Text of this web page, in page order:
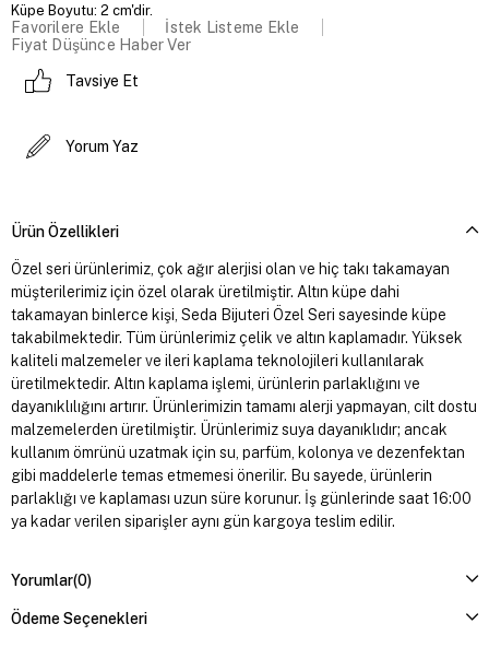
Küpe Boyutu: 2 cm'dir.
Favorilere Ekle
İstek Listeme Ekle
Fiyat Düşünce Haber Ver
Tavsiye Et
Yorum Yaz
Ürün Özellikleri
Özel seri ürünlerimiz, çok ağır alerjisi olan ve hiç takı takamayan
müşterilerimiz için özel olarak üretilmiştir. Altın küpe dahi
takamayan binlerce kişi, Seda Bijuteri Özel Seri sayesinde küpe
takabilmektedir. Tüm ürünlerimiz çelik ve altın kaplamadır. Yüksek
kaliteli malzemeler ve ileri kaplama teknolojileri kullanılarak
üretilmektedir. Altın kaplama işlemi, ürünlerin parlaklığını ve
dayanıklılığını artırır. Ürünlerimizin tamamı alerji yapmayan, cilt dostu
malzemelerden üretilmiştir. Ürünlerimiz suya dayanıklıdır; ancak
kullanım ömrünü uzatmak için su, parfüm, kolonya ve dezenfektan
gibi maddelerle temas etmemesi önerilir. Bu sayede, ürünlerin
parlaklığı ve kaplaması uzun süre korunur. İş günlerinde saat 16:00
ya kadar verilen siparişler aynı gün kargoya teslim edilir.
Yorumlar(0)
Ödeme Seçenekleri